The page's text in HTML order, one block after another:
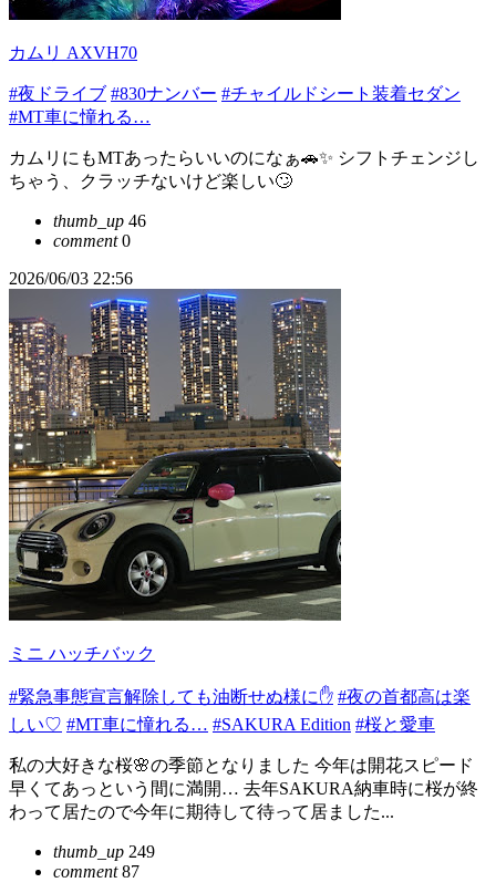
カムリ AXVH70
#夜ドライブ #830ナンバー #チャイルドシート装着セダン
#MT車に憧れる…
カムリにもMTあったらいいのになぁ🚗✨ シフトチェンジし
ちゃう、クラッチないけど楽しい🙄
thumb_up 46
comment0
2026/06/03 22:56
ミニ ハッチバック
#緊急事態宣言解除しても油断せぬ様に✋ #夜の首都高は楽
しい♡ #MT車に憧れる… #SAKURA Edition #桜と愛車
私の大好きな桜🌸の季節となりました 今年は開花スピード
早くてあっという間に満開… 去年SAKURA納車時に桜が終
わって居たので今年に期待して待って居ました...
thumb_up 249
comment87